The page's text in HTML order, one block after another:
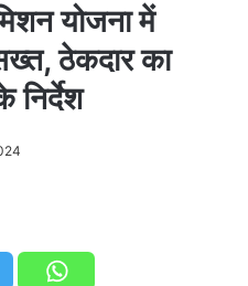
योजना में
ठेकदार का